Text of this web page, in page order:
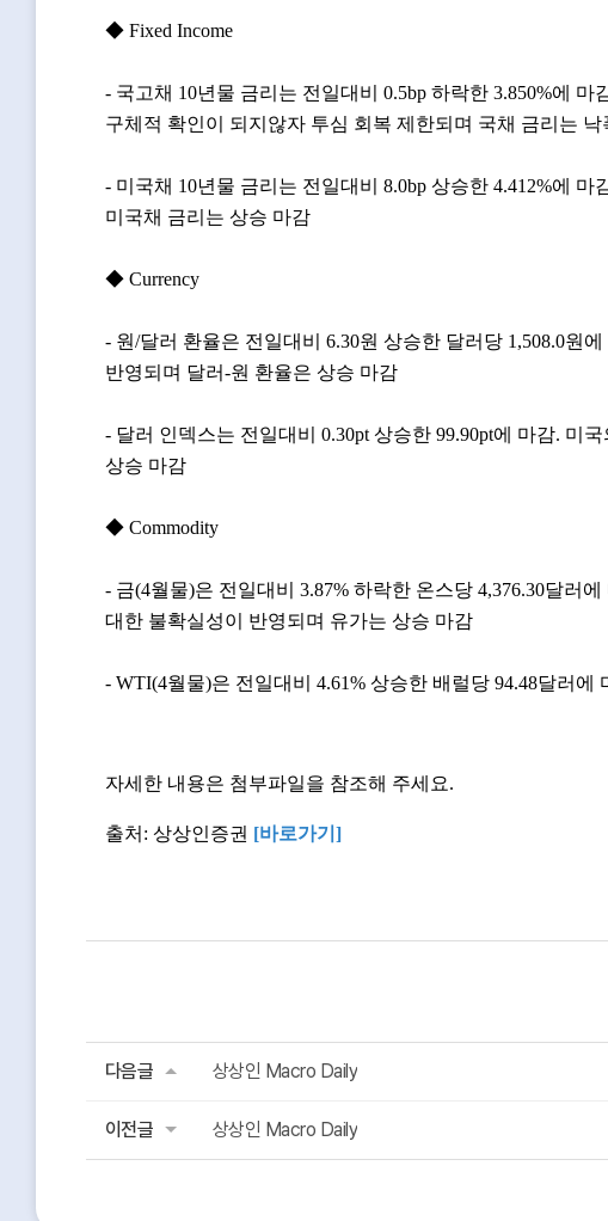
◆ Fixed Income
- 국고채 10년물 금리는 전일대비 0.5bp 하락한 3.850%에
구체적 확인이 되지않자 투심 회복 제한되며 국채 금리는 낙
- 미국채 10년물 금리는 전일대비 8.0bp 상승한 4.412%에
미국채 금리는 상승 마감
◆ Currency
- 원/달러 환율은 전일대비 6.30원 상승한 달러당 1,508.0원
반영되며 달러-원 환율은 상승 마감
- 달러 인덱스는 전일대비 0.30pt 상승한 99.90pt에 마감. 미
상승 마감
◆ Commodity
- 금(4월물)은 전일대비 3.87% 하락한 온스당 4,376.30달러
대한 불확실성이 반영되며 유가는 상승 마감
- WTI(4월물)은 전일대비 4.61% 상승한 배럴당 94.48달러
자세한 내용은 첨부파일을 참조해 주세요.
출처: 상상인증권 [바로가기 ]
다음글 상상인 Macro Daily
이전글 상상인 Macro Daily